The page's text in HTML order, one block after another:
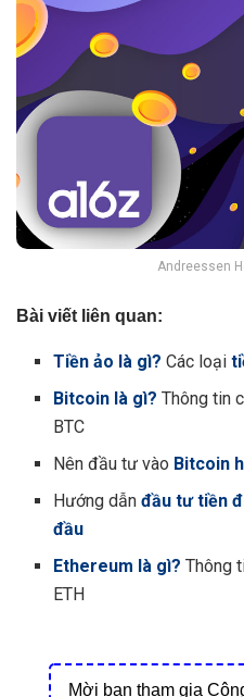
Andreessen
Bài viết liên quan:
Tiền ảo là gì? Các loại
Bitcoin là gì? Thông tin
BTC
Nên đầu tư vào Bitcoin
Hướng dẫnđầu tư tiền
đầu
Ethereum là gì? Thông
ETH
Mời bạn tham gia